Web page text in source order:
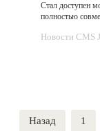
Стал доступен
полностью
Новости CMS
Пагинация
Назад 1